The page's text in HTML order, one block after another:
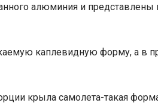
алюминия и представлены
каплевидную форму, а в
крыла самолета-такая